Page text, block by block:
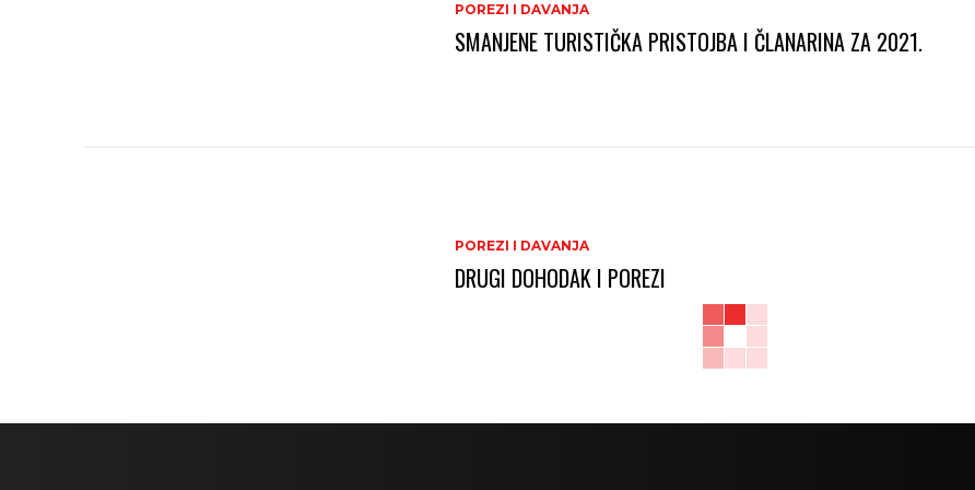
POREZI I DAVANJA
SMANJENE TURISTIČKA PRISTOJBA I ČLANARINA ZA 2021.
POREZI I DAVANJA
DRUGI DOHODAK I POREZI